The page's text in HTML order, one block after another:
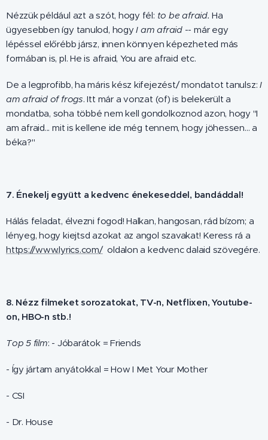
Nézzük például azt a szót, hogy fél: to be afraid.Ha
ügyesebben így tanulod, hogyI am afraid-- már egy
lépéssel előrébb jársz, innen könnyen képezheted más
formában is, pl. He is afraid, You are afraid etc.
De a legprofibb, ha máris kész kifejezést/ mondatot tanulsz:I
am afraid of frogs. Itt már a vonzat (of) is belekerült a
mondatba, soha többé nem kell gondolkoznod azon, hogy "I
am afraid... mit is kellene ide még tennem, hogy jöhessen... a
béka?"
7. Énekelj együtt a kedvenc énekeseddel, bandáddal!
Hálás feladat, élvezni fogod! Halkan, hangosan, rád bízom; a
lényeg, hogy kiejtsd azokat az angol szavakat! Keress rá a
https://www.lyrics.com/oldalon a kedvenc dalaid szövegére.
8. Nézz filmeket sorozatokat, TV-n, Netflixen, Youtube-
on, HBO-n stb.!
Top 5 film: - Jóbarátok = Friends
- Így jártam anyátokkal = How I Met Your Mother
- CSI
- Dr. House